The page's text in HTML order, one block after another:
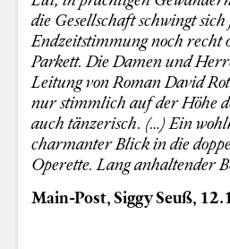
die Gesellschaft schwingt
Endzeitstimmung noch recht
Parkett. Die Damen und
Leitung von Roman David
nur stimmlich auf der Höhe
auch tänzerisch. (…) Ein
charmanter Blick in die
Operette. Lang anhaltender
Main-Post, Siggy Seuß,